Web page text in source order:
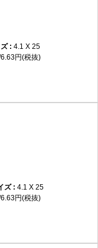
4.1 X 25
6.63円(税抜)
4.1 X 25
6.63円(税抜)